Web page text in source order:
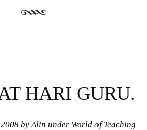
HARI GURU.
by Alin under World of Teaching